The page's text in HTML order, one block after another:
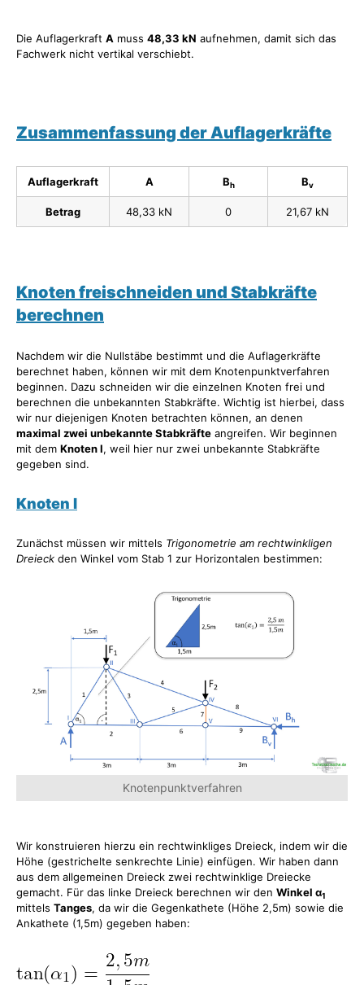
Die Auflagerkraft A muss 48,33 kN aufnehmen, damit sich das
Fachwerk nicht vertikal verschiebt.
Zusammenfassung der Auflagerkräfte
Auflagerkraft A Bh Bv
Betrag 48,33 kN 0 21,67 kN
Knoten freischneiden und Stabkräfte
berechnen
Nachdem wir die Nullstäbe bestimmt und die Auflagerkräfte
berechnet haben, können wir mit dem Knotenpunktverfahren
beginnen. Dazu schneiden wir die einzelnen Knoten frei und
berechnen die unbekannten Stabkräfte. Wichtig ist hierbei, dass
wir nur diejenigen Knoten betrachten können, an denen
maximal zwei unbekannte Stabkräfte angreifen. Wir beginnen
mit dem Knoten I, weil hier nur zwei unbekannte Stabkräfte
gegeben sind.
Knoten I
Zunächst müssen wir mittels Trigonometrie am rechtwinkligen
Dreieck den Winkel vom Stab 1 zur Horizontalen bestimmen:
Knotenpunktverfahren
Wir konstruieren hierzu ein rechtwinkliges Dreieck, indem wir die
Höhe (gestrichelte senkrechte Linie) einfügen. Wir haben dann
aus dem allgemeinen Dreieck zwei rechtwinklige Dreiecke
gemacht. Für das linke Dreieck berechnen wir den Winkel α1
mittels Tanges, da wir die Gegenkathete (Höhe 2,5m) sowie die
Ankathete (1,5m) gegeben haben: